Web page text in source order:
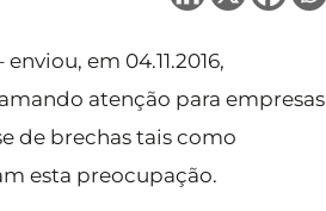
em 04.11.2016,
atenção para empresas
de brechas tais como
esta preocupação.